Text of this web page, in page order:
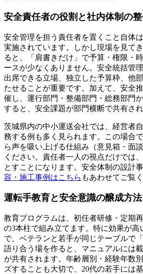
安全責任者の役割と社内体制の
安全管理を担う責任者を置くこと自体
実施されています。しかし現場を見て
ると、「肩書きだけ」で予算・権限・
ースが少なくありません。安全統括管
出席できる立場、独立した予算枠、他
たせることが重要です。加えて、安全
催し、運行部門・整備部門・総務部門
すると、安全課題が部門横断で共有さ
茨城県内の中小運送会社では、経営者
務する例も多く見られます。この場合
ら声を吸い上げる仕組み（意見箱・面
ください。責任者一人の視点だけでは
とすことになります。安全体制の設計
容・施工事例はこちら もあわせてご覧
運転手教育と安全意識の醸成方法
教育プログラムは、初任者研修・定期
の3本柱で組み立てます。特に効果が高
で、ベテランと若手が同じテーブルで
語り合う場を作ると、マニュアルには
が共有されます。年齢層別・経験年数
ズすることも大切で、20代の若手には